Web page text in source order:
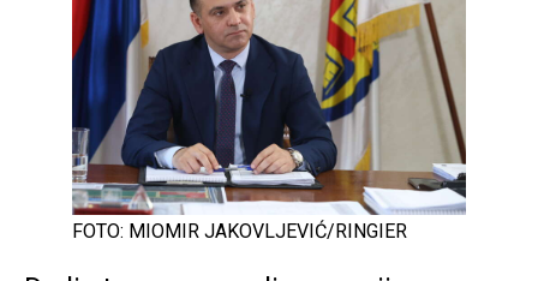
FOTO: MIOMIR JAKOVLJEVIĆ/RINGIER